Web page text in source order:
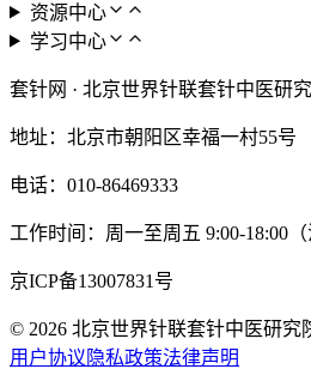
资源中心
学习中心
套针网 · 北京世界针联套针中医研
地址： 北京市朝阳区幸福一村55号
电话： 010-86469333
工作时间： 周一至周五 9:00-18:00
京ICP备13007831号
© 2026 北京世界针联套针中医研究
用户协议 隐私政策法律声明